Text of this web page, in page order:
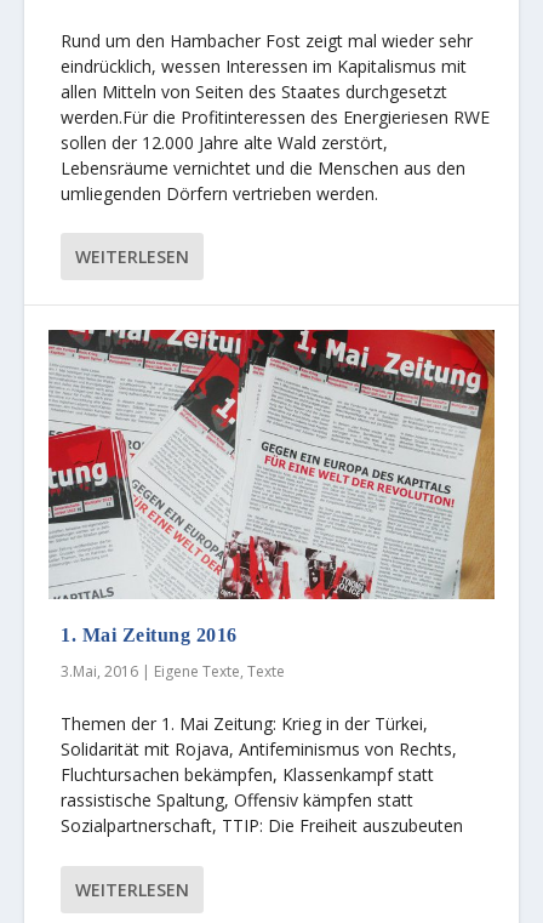
Rund um den Hambacher Fost zeigt mal wieder sehr
eindrücklich, wessen Interessen im Kapitalismus mit
allen Mitteln von Seiten des Staates durchgesetzt
werden.Für die Profitinteressen des Energieriesen RWE
sollen der 12.000 Jahre alte Wald zerstört,
Lebensräume vernichtet und die Menschen aus den
umliegenden Dörfern vertrieben werden.
WEITERLESEN
1. Mai Zeitung 2016
3.Mai, 2016 | Eigene Texte,Texte
Themen der 1. Mai Zeitung: Krieg in der Türkei,
Solidarität mit Rojava, Antifeminismus von Rechts,
Fluchtursachen bekämpfen, Klassenkampf statt
rassistische Spaltung, Offensiv kämpfen statt
Sozialpartnerschaft, TTIP: Die Freiheit auszubeuten
WEITERLESEN